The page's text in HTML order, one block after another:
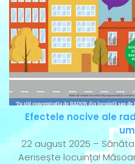
Efectele nocive ale
22 august 2025 –
Aerisește locuința!